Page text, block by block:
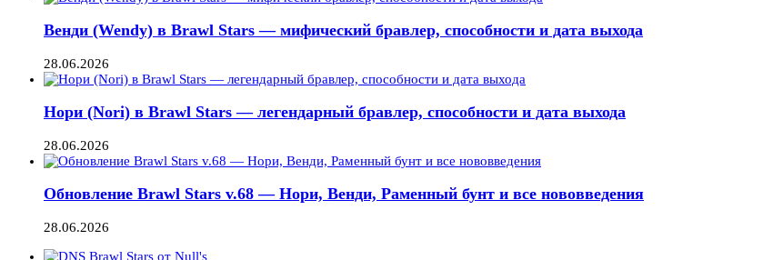
Венди (Wendy) в Brawl Stars — мифический бравлер, способности и дата выхода
28.06.2026
Нори (Nori) в Brawl Stars — легендарный бравлер, способности и дата выхода
28.06.2026
Обновление Brawl Stars v.68 — Нори, Венди, Раменный бунт и все нововведения
28.06.2026